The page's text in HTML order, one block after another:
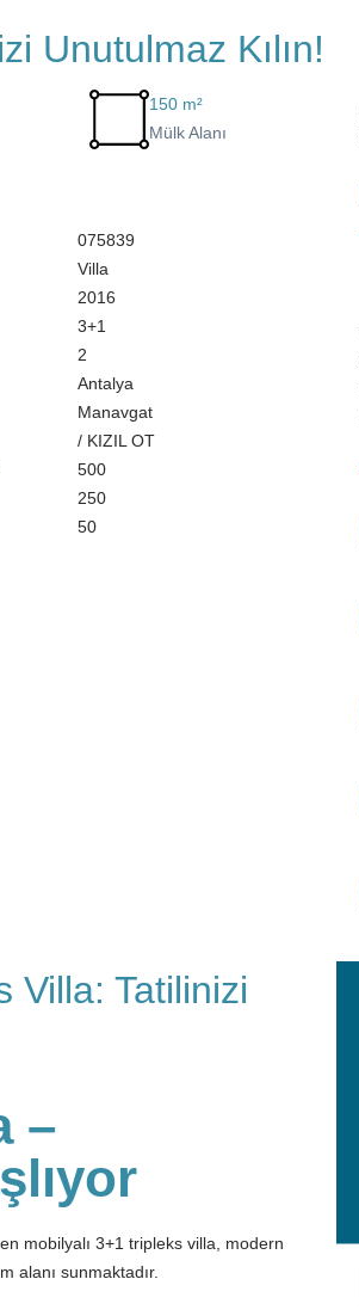
Unutulmaz Kılın!
150 m²
Mülk Alanı
075839
Villa
2016
3+1
2
Antalya
Manavgat
/ KIZIL OT
500
250
50
Villa: Tatilinizi
–
mobilyalı 3+1 tripleks villa, modern
alanı sunmaktadır.